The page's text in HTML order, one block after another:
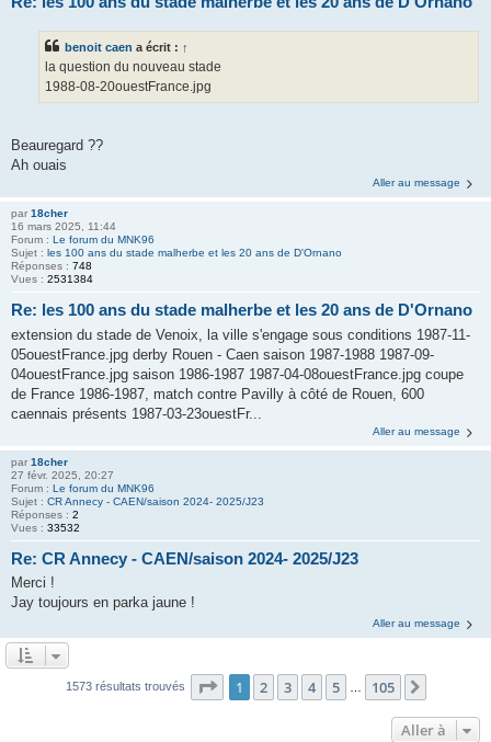
benoit caen a écrit : ↑
la question du nouveau stade
1988-08-20ouestFrance.jpg
Beauregard ??
Ah ouais
Aller au message
par 18cher
16 mars 2025, 11:44
Forum : Le forum du MNK96
Sujet : les 100 ans du stade malherbe et les 20 ans de D'Ornano
Réponses : 748
Vues : 2531384
Re: les 100 ans du stade malherbe et les 20 ans de D'Ornano
extension du stade de Venoix, la ville s'engage sous conditions 1987-11-
05ouestFrance.jpg derby Rouen - Caen saison 1987-1988 1987-09-
04ouestFrance.jpg saison 1986-1987 1987-04-08ouestFrance.jpg coupe
de France 1986-1987, match contre Pavilly à côté de Rouen, 600
caennais présents 1987-03-23ouestFr...
Aller au message
par 18cher
27 févr. 2025, 20:27
Forum : Le forum du MNK96
Sujet : CR Annecy - CAEN/saison 2024- 2025/J23
Réponses : 2
Vues : 33532
Re: CR Annecy - CAEN/saison 2024- 2025/J23
Merci !
Jay toujours en parka jaune !
Aller au message
1573 résultats trouvés Page 1sur105
1 2 3 4 5 … 105
Aller à